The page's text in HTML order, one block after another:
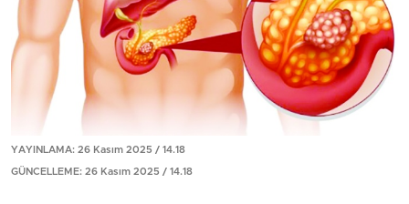
YAYINLAMA: 26 Kasım 2025 / 14.18
GÜNCELLEME: 26 Kasım 2025 / 14.18